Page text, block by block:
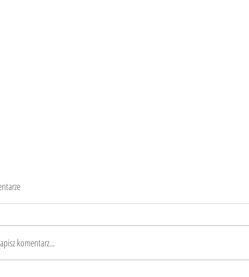
Wracanie do
komentarz...